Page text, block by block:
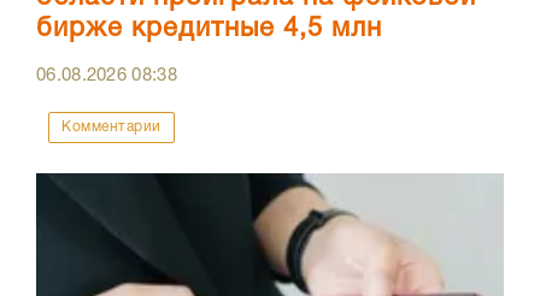
бирже кредитные 4,5 млн
06.08.202608:38
Комментарии